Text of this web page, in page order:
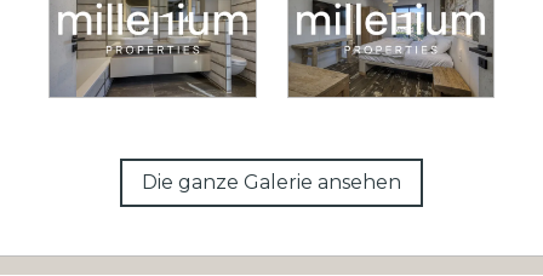
Die ganze Galerie ansehen